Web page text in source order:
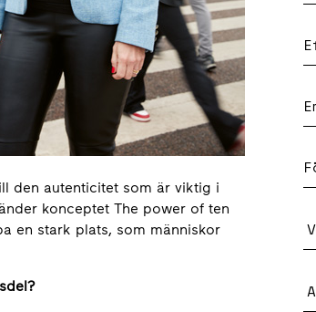
den autenticitet som är viktig i
konceptet The power of ten
en stark plats, som människor